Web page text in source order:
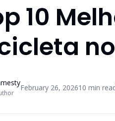
10
February 26, 202610 min